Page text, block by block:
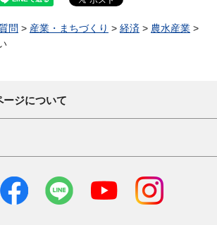
問 > 産業・まちづくり > 経済 > 農水産業 >
ジについて